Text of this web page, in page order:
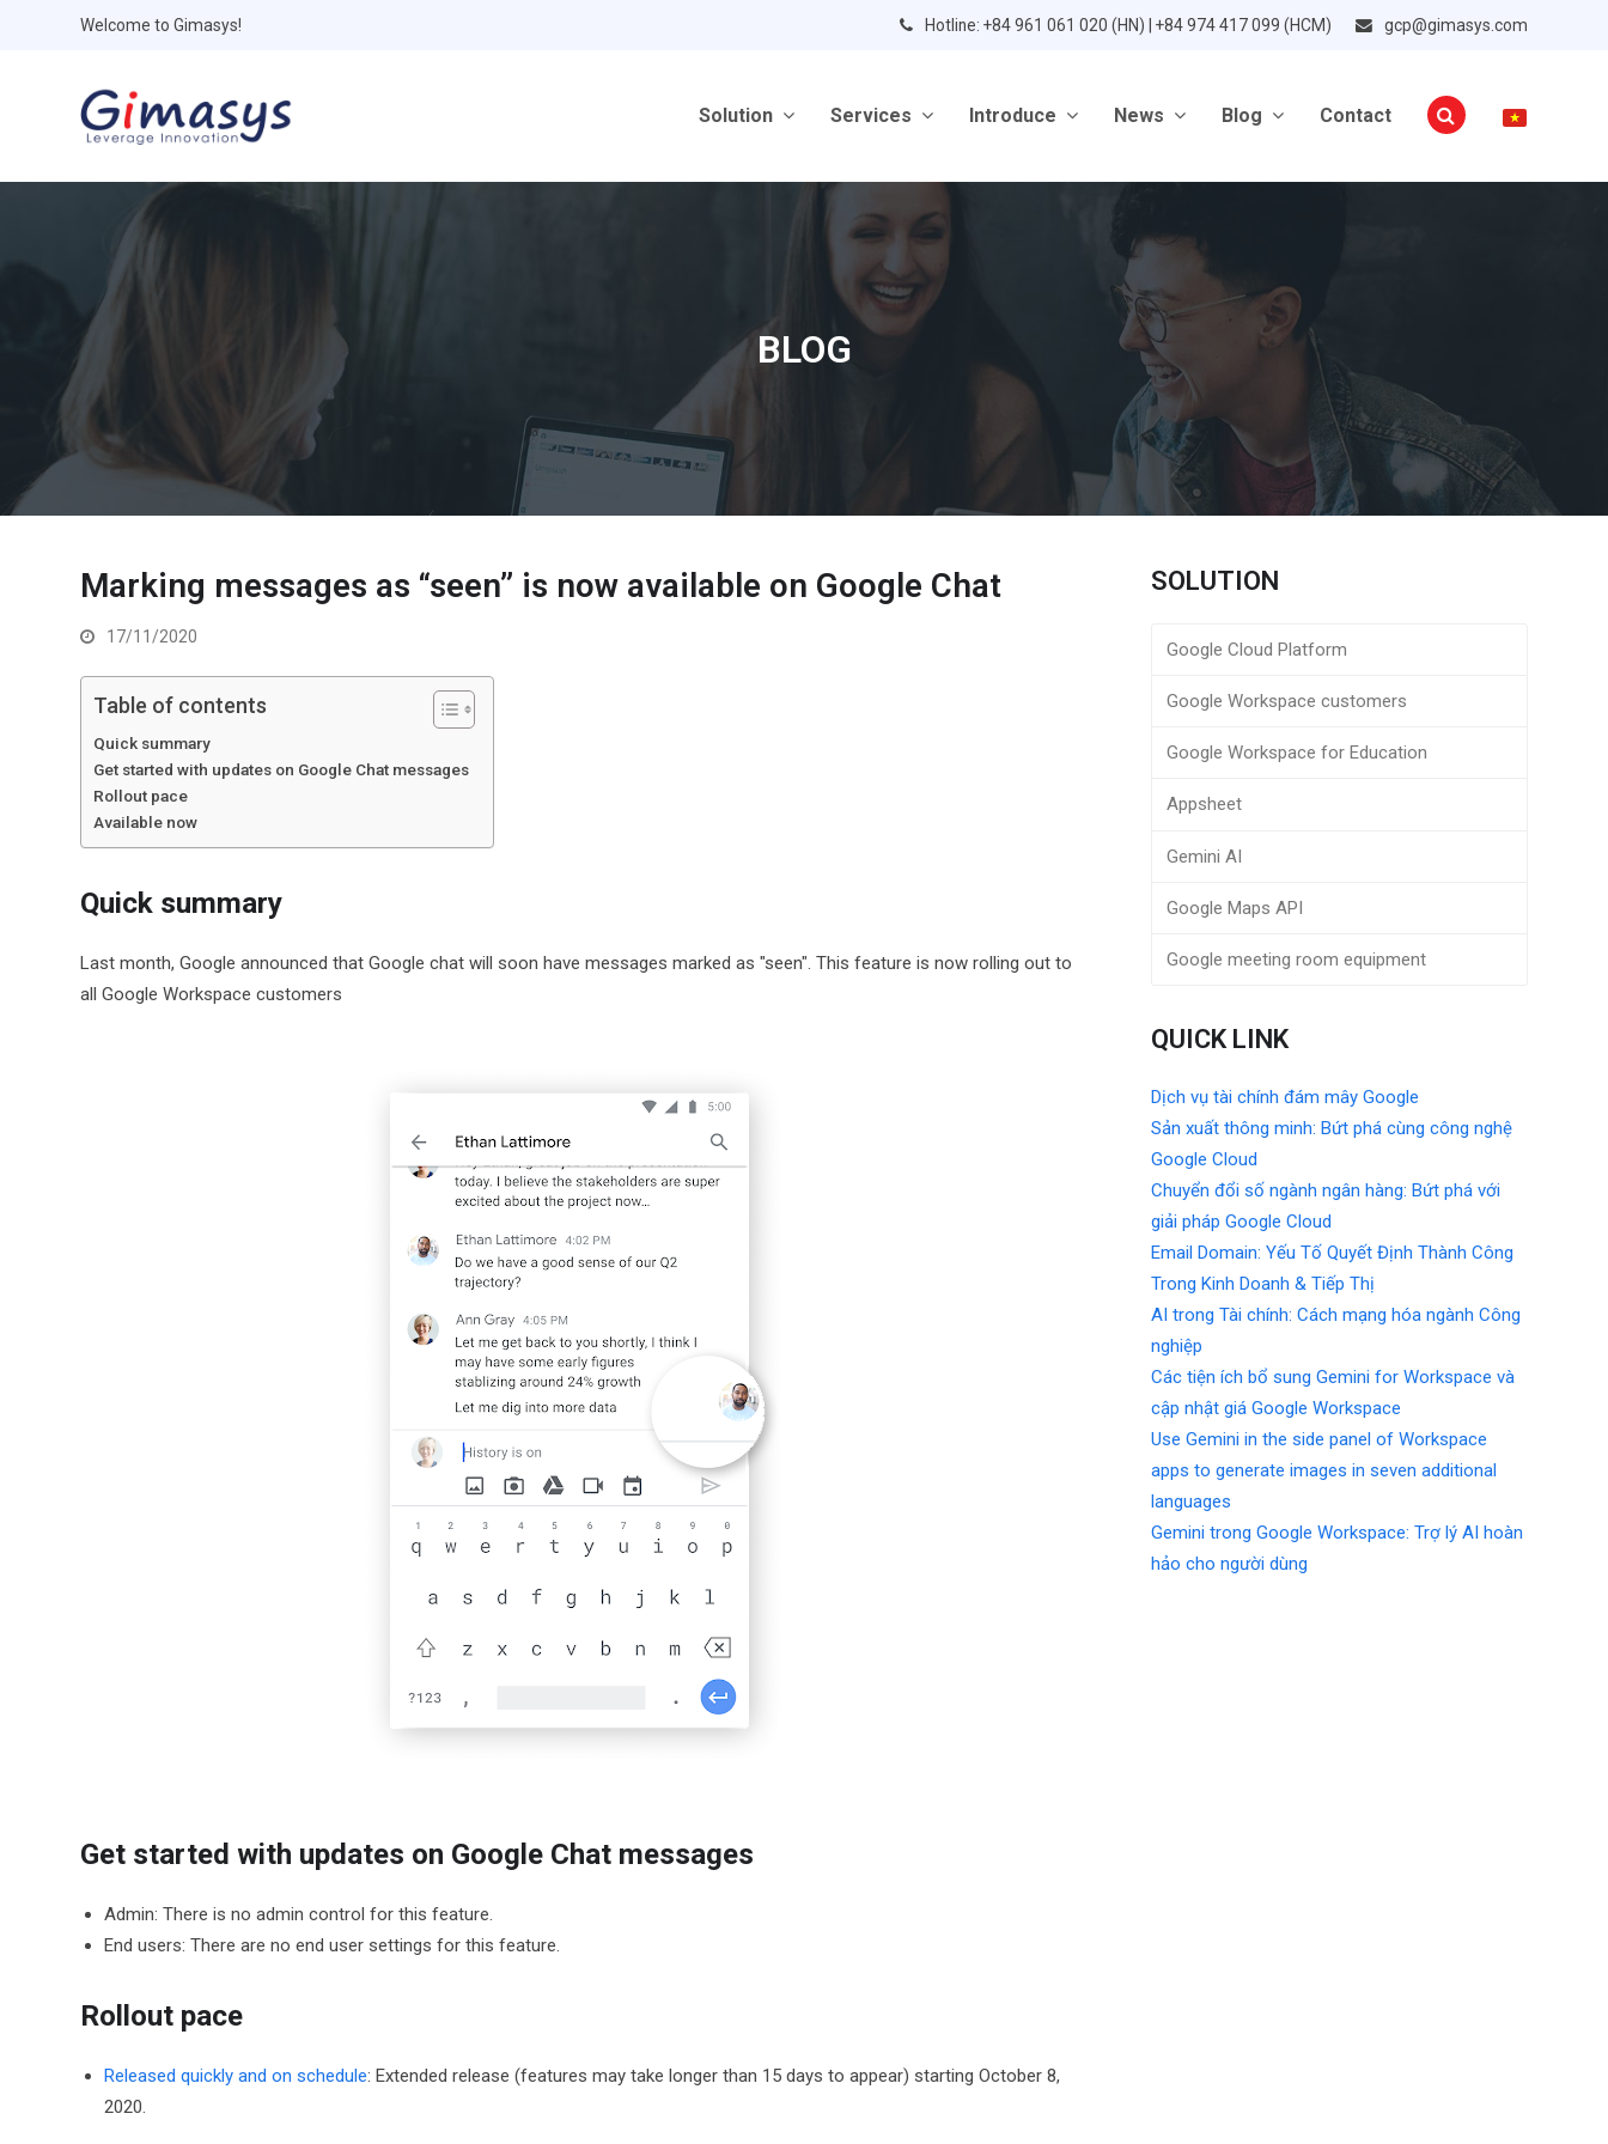
Welcome to Gimasys! Hotline: +84 961 061 020 (HN) | +84 974 417 099 (HCM) gcp@gimasys.com
Solution Services Introduce News Blog Contact
BLOG
Marking messages as “seen” is now available on Google Chat
17/11/2020
Table of contents
Quick summary
Get started with updates on Google Chat messages
Rollout pace
Available now
Quick summary
Last month, Google announced that Google chat will soon have messages marked as "seen". This feature is now rolling out to
all Google Workspace customers
Get started with updates on Google Chat messages
Admin: There is no admin control for this feature.
End users: There are no end user settings for this feature.
Rollout pace
Released quickly and on schedule: Extended release (features may take longer than 15 days to appear) starting October 8,
2020.
SOLUTION
Google Cloud Platform
Google Workspace customers
Google Workspace for Education
Appsheet
Gemini AI
Google Maps API
Google meeting room equipment
QUICK LINK
Dịch vụ tài chính đám mây Google
Sản xuất thông minh: Bứt phá cùng công nghệ
Google Cloud
Chuyển đổi số ngành ngân hàng: Bứt phá với
giải pháp Google Cloud
Email Domain: Yếu Tố Quyết Định Thành Công
Trong Kinh Doanh & Tiếp Thị
AI trong Tài chính: Cách mạng hóa ngành Công
nghiệp
Các tiện ích bổ sung Gemini for Workspace và
cập nhật giá Google Workspace
Use Gemini in the side panel of Workspace
apps to generate images in seven additional
languages
Gemini trong Google Workspace: Trợ lý AI hoàn
hảo cho người dùng